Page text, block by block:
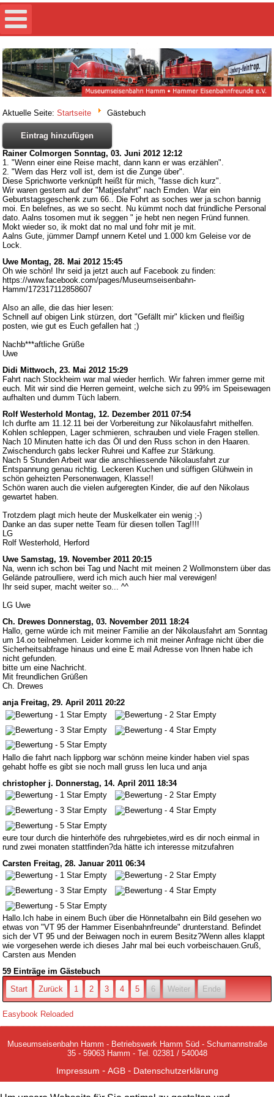
Aktuelle Seite:Startseite Gästebuch
Eintrag hinzufügen
Rainer ColmorgenSonntag, 03. Juni 2012 12:12
1. "Wenn einer eine Reise macht, dann kann er was erzählen".
2. "Wem das Herz voll ist, dem ist die Zunge über".
Diese Sprichworte verknüpft heißt für mich, "fasse dich kurz".
Wir waren gestern auf der "Matjesfahrt" nach Emden. War ein
Geburtstagsgeschenk zum 66.. Die Fohrt as soches wer ja schon bannig
moi. En belefnes, as we so secht. Nu kümmt noch dat fründliche Personal
dato. Aalns tosomen mut ik seggen " je hebt nen negen Fründ funnen.
Mokt wieder so, ik mokt dat no mal und fohr mit je mit.
Aalns Gute, jümmer Dampf unnern Ketel und 1.000 km Geleise vor de
Lock.
Uwe Montag, 28. Mai 2012 15:45
Oh wie schön! Ihr seid ja jetzt auch auf Facebook zu finden:
https://www.facebook.com/pages/Museumseisenbahn-
Hamm/172317112858607
Also an alle, die das hier lesen:
Schnell auf obigen Link stürzen, dort "Gefällt mir" klicken und fleißig
posten, wie gut es Euch gefallen hat ;)
Nachb***aftliche Grüße
Uwe
Didi Mittwoch, 23. Mai 2012 15:29
Fahrt nach Stockheim war mal wieder herrlich. Wir fahren immer gerne mit
euch. Mit wir sind die Herren gemeint, welche sich zu 99% im Speisewagen
aufhalten und dumm Tüch labern.
Rolf Westerhold Montag, 12. Dezember 2011 07:54
Ich durfte am 11.12.11 bei der Vorbereitung zur Nikolausfahrt mithelfen.
Kohlen schleppen, Lager schmieren, schrauben und viele Fragen stellen.
Nach 10 Minuten hatte ich das Öl und den Russ schon in den Haaren.
Zwischendurch gabs lecker Ruhrei und Kaffee zur Stärkung.
Nach 5 Stunden Arbeit war die anschliessende Nikolausfahrt zur
Entspannung genau richtig. Leckeren Kuchen und süffigen Glühwein in
schön geheizten Personenwagen, Klasse!!
Schön waren auch die vielen aufgeregten Kinder, die auf den Nikolaus
gewartet haben.
Trotzdem plagt mich heute der Muskelkater ein wenig ;-)
Danke an das super nette Team für diesen tollen Tag!!!!
LG
Rolf Westerhold, Herford
UweSamstag, 19. November 2011 20:15
Na, wenn ich schon bei Tag und Nacht mit meinen 2 Wollmonstern über das
Gelände patroulliere, werd ich mich auch hier mal verewigen!
Ihr seid super, macht weiter so... ^^
LG Uwe
Ch. Drewes Donnerstag, 03. November 2011 18:24
Hallo, gerne würde ich mit meiner Familie an der Nikolausfahrt am Sonntag
um 14.oo teilnehmen. Leider komme ich mit meiner Anfrage nicht über die
Sicherheitsabfrage hinaus und eine E mail Adresse von Ihnen habe ich
nicht gefunden.
bitte um eine Nachricht.
Mit freundlichen Grüßen
Ch. Drewes
anja Freitag, 29. April 2011 20:22
Hallo die fahrt nach lippborg war schönn meine kinder haben viel spas
gehabt hoffe es gibt sie noch mall gruss len luca und anja
christopher j.Donnerstag, 14. April 2011 18:34
eure tour durch die hinterhöfe des ruhrgebietes,wird es dir noch einmal in
rund zwei monaten stattfinden?da hätte ich interesse mitzufahren
Carsten Freitag, 28. Januar 2011 06:34
Hallo.Ich habe in einem Buch über die Hönnetalbahn ein Bild gesehen wo
etwas von "VT 95 der Hammer Eisenbahnfreunde" drunterstand. Befindet
sich der VT 95 und der Beiwagen noch in eurem Besitz?Wenn alles klappt
wie vorgesehen werde ich dieses Jahr mal bei euch vorbeischauen.Gruß,
Carsten aus Menden
59 Einträge im Gästebuch
Start
Zurück 1 2 3 4 5 6 Weiter Ende
Easybook Reloaded
Museumseisenbahn Hamm - Betriebswerk Hamm Süd - Schumannstraße
35 - 59063 Hamm - Tel. 02381 / 540048
Impressum - AGB- Datenschutzerklärung